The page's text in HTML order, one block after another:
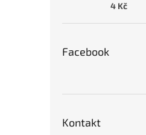
4 Kč
Facebook
Kontakt